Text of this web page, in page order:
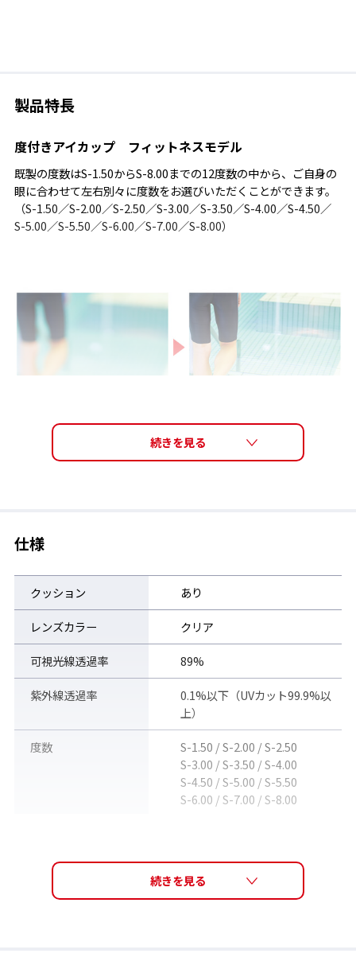
製品特長
度付きアイカップ フィットネスモデル
既製の度数はS-1.50からS-8.00までの12度数の中から、ご自身の
眼に合わせて左右別々に度数をお選びいただくことができます。
（S-1.50／S-2.00／S-2.50／S-3.00／S-3.50／S-4.00／S-4.50／
S-5.00／S-5.50／S-6.00／S-7.00／S-8.00）
S-2.00からS-8.00までの12度数展開 ※片眼レンズ販売の為、左
右必要な場合は2点ご注文ください。
パーツセットと組み立てることで度付きスイミング
レンズ2つとパーツの3点セット販売ページはこちら
仕様
クッション あり
レンズカラー クリア
可視光線透過率 89%
紫外線透過率
0.1%以下（UVカット99.9%以
上）
度数
S-1.50 / S-2.00 / S-2.50
S-3.00 / S-3.50 / S-4.00
S-4.50 / S-5.00 / S-5.50
S-6.00 / S-7.00 / S-8.00
クッション：エラストマー
対応モデル FCL-45、PS-45